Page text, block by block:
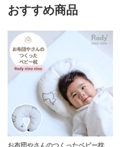
おすすめ商品
お布団やさんのつくったベビー枕